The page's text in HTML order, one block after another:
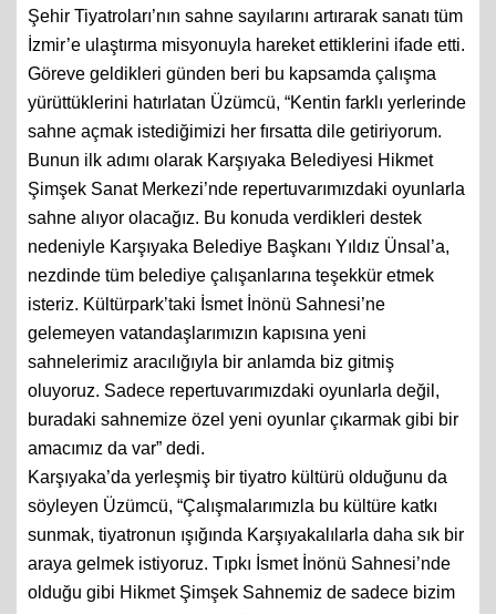
Şehir Tiyatroları’nın sahne sayılarını artırarak sanatı tüm
İzmir’e ulaştırma misyonuyla hareket ettiklerini ifade etti.
Göreve geldikleri günden beri bu kapsamda çalışma
yürüttüklerini hatırlatan Üzümcü, “Kentin farklı yerlerinde
sahne açmak istediğimizi her fırsatta dile getiriyorum.
Bunun ilk adımı olarak Karşıyaka Belediyesi Hikmet
Şimşek Sanat Merkezi’nde repertuvarımızdaki oyunlarla
sahne alıyor olacağız. Bu konuda verdikleri destek
nedeniyle Karşıyaka Belediye Başkanı Yıldız Ünsal’a,
nezdinde tüm belediye çalışanlarına teşekkür etmek
isteriz. Kültürpark’taki İsmet İnönü Sahnesi’ne
gelemeyen vatandaşlarımızın kapısına yeni
sahnelerimiz aracılığıyla bir anlamda biz gitmiş
oluyoruz. Sadece repertuvarımızdaki oyunlarla değil,
buradaki sahnemize özel yeni oyunlar çıkarmak gibi bir
amacımız da var” dedi.
Karşıyaka’da yerleşmiş bir tiyatro kültürü olduğunu da
söyleyen Üzümcü, “Çalışmalarımızla bu kültüre katkı
sunmak, tiyatronun ışığında Karşıyakalılarla daha sık bir
araya gelmek istiyoruz. Tıpkı İsmet İnönü Sahnesi’nde
olduğu gibi Hikmet Şimşek Sahnemiz de sadece bizim